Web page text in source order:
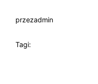
przezadmin
Tagi: